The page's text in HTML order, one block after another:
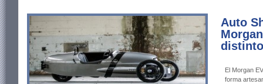
Auto
distinto
El Morgan
forma